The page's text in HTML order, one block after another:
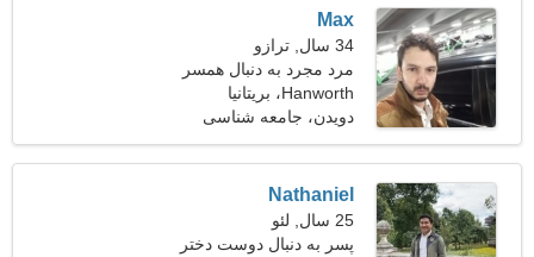
Max
34 سال, ترازو
مرد مجرد به دنبال همسر
Hanworth، بریتانیا
دویدن، جامعه شناسی
Nathaniel
25 سال, لئو
پسر به دنبال دوست دختر